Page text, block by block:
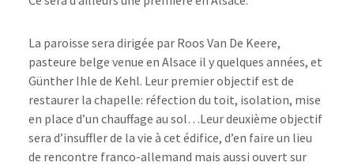
La paroisse sera dirigée par Roos Van De Keere,
pasteure belge venue en Alsace il y quelques années, et
Günther Ihle de Kehl. Leur premier objectif est de
restaurer la chapelle: réfection du toit, isolation, mise
en place d’un chauffage au sol…Leur deuxième objectif
sera d’insuffler de la vie à cet édifice, d’en faire un lieu
de rencontre franco-allemand mais aussi ouvert sur